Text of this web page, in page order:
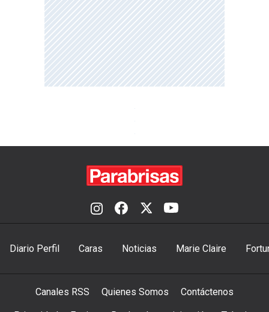
Diario Perfil Caras Noticias Marie Claire
Canales RSS Quienes Somos Contáctenos